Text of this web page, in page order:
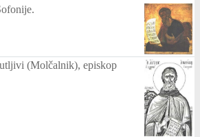
(Molčalnik), episkop